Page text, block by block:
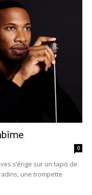
0
s’érige sur un tapis de
une trompette